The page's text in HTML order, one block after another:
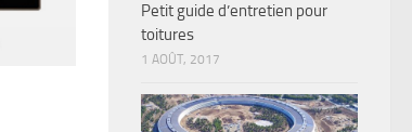
Petit guide d’entretien pour
toitures
1 AOÛT, 2017